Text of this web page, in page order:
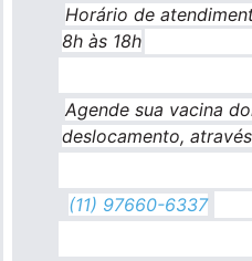
Horário de
8h às 18h
Agende sua vacina
deslocamento,
(11) 97660-6337